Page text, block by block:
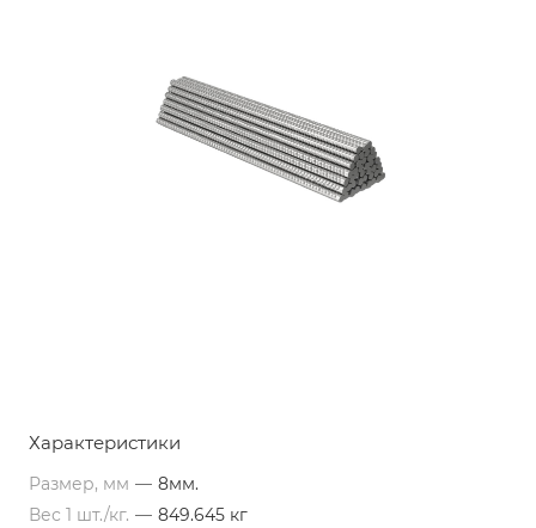
Характеристики
Размер, мм — 8мм.
Вес 1 шт./кг. — 849.645 кг